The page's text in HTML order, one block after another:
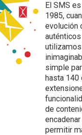
El SMS
1985,
evolución
simple
hasta 140
de
permitir